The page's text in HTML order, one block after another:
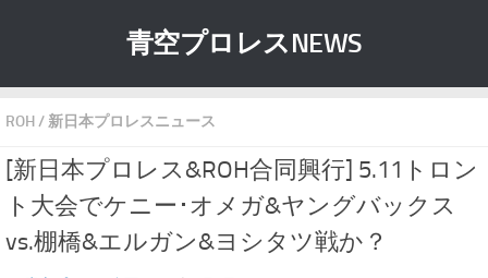
青空プロレスNEWS
ROH/ 新日本プロレスニュース
[新日本プロレス&ROH合同興行] 5.11トロン
ト大会でケニー･オメガ&ヤングバックス
vs.棚橋&エルガン&ヨシタツ戦か？